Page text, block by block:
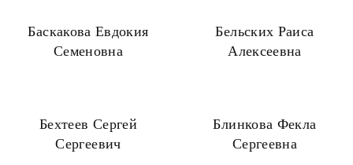
Баскакова Евдокия
Семеновна
Бельских Раиса
Алексеевна
Бехтеев Сергей
Сергеевич
Блинкова Фекла
Сергеевна